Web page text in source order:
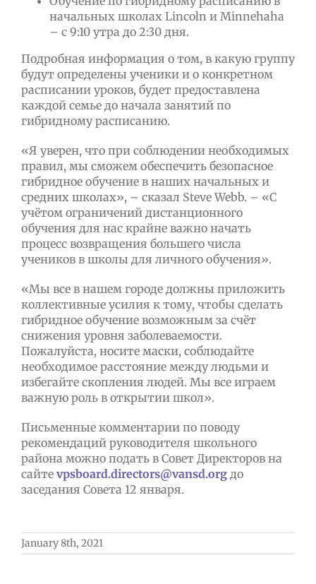
начальных школах Lincoln и Minnehaha
– с 9:10 утра до 2:30 дня.
Подробная информация о том, в какую группу
будут определены ученики и о конкретном
расписании уроков, будет предоставлена
каждой семье до начала занятий по
гибридному расписанию.
«Я уверен, что при соблюдении необходимых
правил, мы сможем обеспечить безопасное
гибридное обучение в наших начальных и
средних школах», – сказал Steve Webb. – «С
учётом ограничений дистанционного
обучения для нас крайне важно начать
процесс возвращения большего числа
учеников в школы для личного обучения».
«Мы все в нашем городе должны приложить
коллективные усилия к тому, чтобы сделать
гибридное обучение возможным за счёт
снижения уровня заболеваемости.
Пожалуйста, носите маски, соблюдайте
необходимое расстояние между людьми и
избегайте скопления людей. Мы все играем
важную роль в открытии школ».
Письменные комментарии по поводу
рекомендаций руководителя школьного
района можно подать в Совет Директоров на
сайте vpsboard.directors@vansd.orgдо
заседания Совета 12 января.
January 8th, 2021